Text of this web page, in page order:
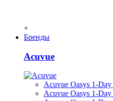
+
Бренды
Acuvue
Acuvue Oasys 1-
Acuvue Oasys 1-